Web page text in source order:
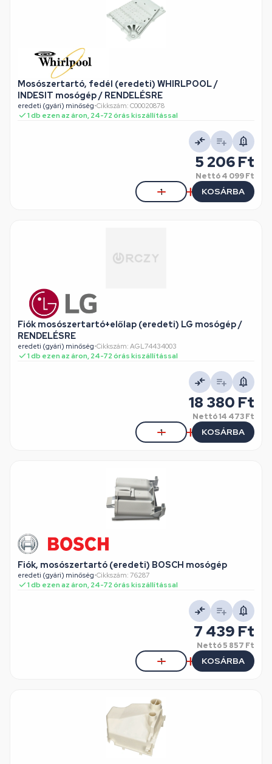
Mosószertartó, fedél (eredeti) WHIRLPOOL /
INDESIT mosógép / RENDELÉSRE
eredeti (gyári) minőség•Cikkszám: C00020878
1 db ezen az áron, 24-72 órás kiszállítással
5 206 Ft
Nettó4 099 Ft
KOSÁRBA
Fiók mosószertartó+előlap (eredeti) LG mosógép /
RENDELÉSRE
eredeti (gyári) minőség•Cikkszám: AGL74434003
1 db ezen az áron, 24-72 órás kiszállítással
18 380 Ft
Nettó14 473 Ft
KOSÁRBA
Fiók, mosószertartó (eredeti) BOSCH mosógép
eredeti (gyári) minőség•Cikkszám: 76287
1 db ezen az áron, 24-72 órás kiszállítással
7 439 Ft
Nettó5 857 Ft
KOSÁRBA